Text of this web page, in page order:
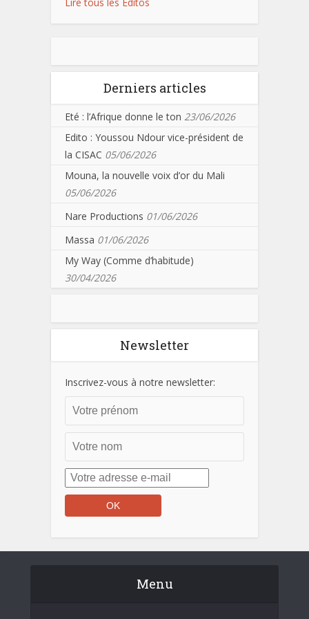
Lire tous les Editos
Derniers articles
Eté : l’Afrique donne le ton 23/06/2026
Edito : Youssou Ndour vice-président de
la CISAC 05/06/2026
Mouna, la nouvelle voix d’or du Mali
05/06/2026
Nare Productions 01/06/2026
Massa 01/06/2026
My Way (Comme d’habitude)
30/04/2026
Newsletter
Inscrivez-vous à notre newsletter:
Menu